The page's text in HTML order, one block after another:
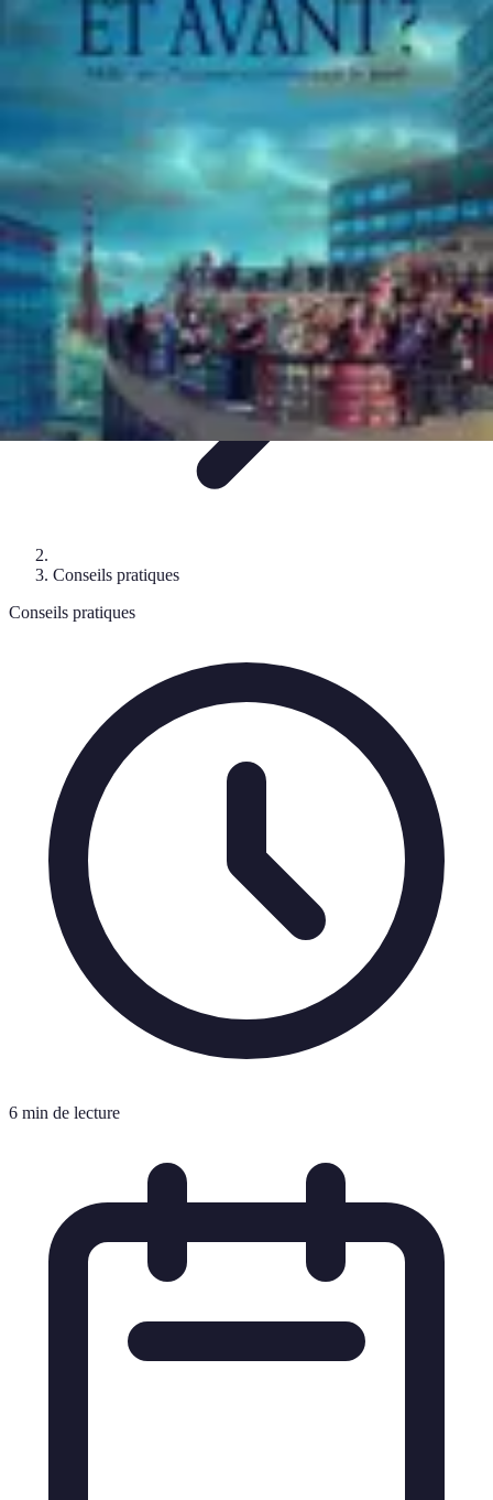
Calculez Votre Rachat
Outils et simulateurs
Calcul de RachatCalcul et EstimationCalcul et
optimisationAstuce et Conseils
Conseils pratiques
Conseils pratiques
6 min de lecture